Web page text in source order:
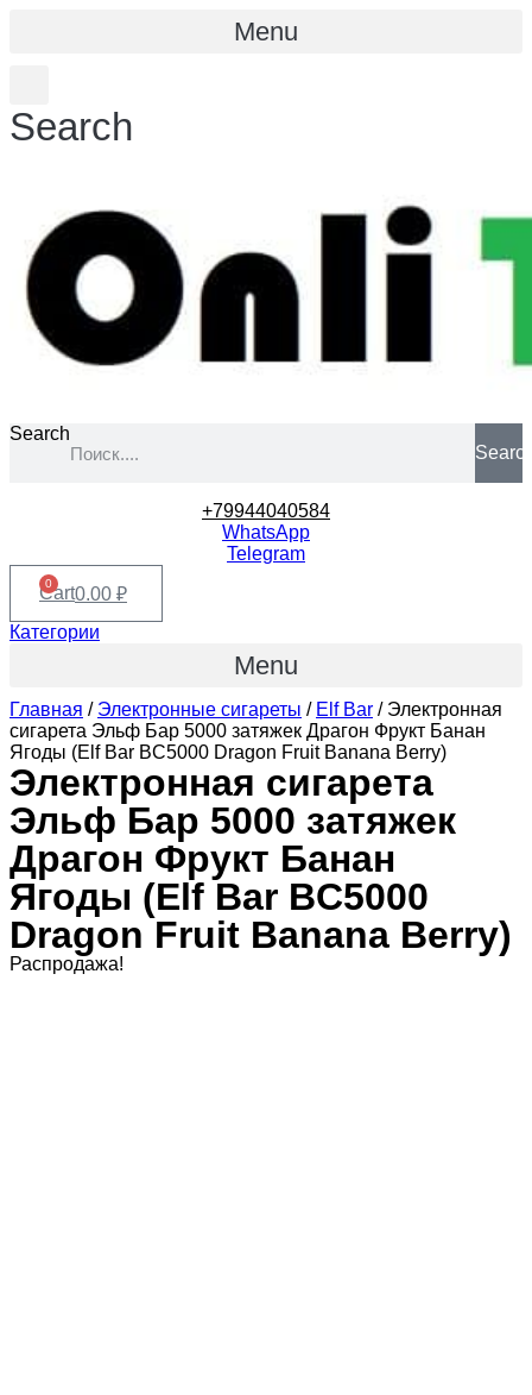
Menu
Search
Search
+79944040584
WhatsApp
Telegram
0.00 ₽
0
Cart
Категории
Menu
Главная / Электронные сигареты / Elf Bar / Электронная
сигарета Эльф Бар 5000 затяжек Драгон Фрукт Банан
Ягоды (Elf Bar BC5000 Dragon Fruit Banana Berry)
Электронная сигарета
Эльф Бар 5000 затяжек
Драгон Фрукт Банан
Ягоды (Elf Bar BC5000
Dragon Fruit Banana Berry)
Распродажа!